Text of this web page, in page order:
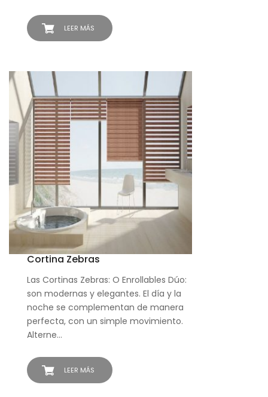
LEER MÁS
LEER MÁS
Cortina Zebras
Las Cortinas Zebras: O Enrollables Dúo:
son modernas y elegantes. El día y la
noche se complementan de manera
perfecta, con un simple movimiento.
Alterne…